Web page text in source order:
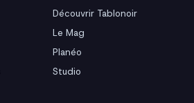
Découvrir Tablonoir
Le Mag
Planéo
Studio